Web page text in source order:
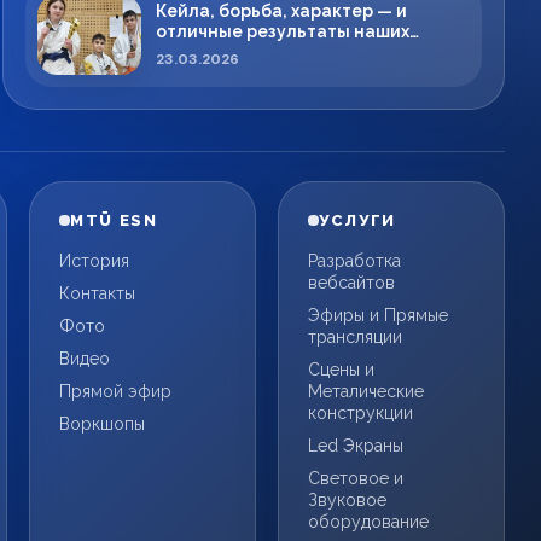
Кейла, борьба, характер — и
отличные результаты наших
спортсменов!
23.03.2026
MTÜ ESN
История
Контакты
Фото
Видео
Прямой эфир
Воркшопы
УСЛУГИ
Разработка
вебсайтов
Эфиры и Прямые
трансляции
Сцены и
Металические
конструкции
Led Экраны
Световое и
Звуковое
оборудование